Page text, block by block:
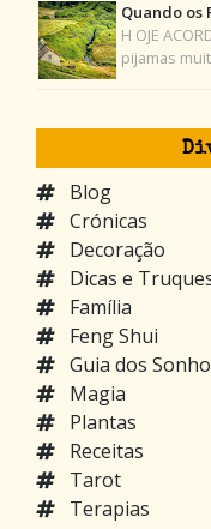
Quando os
H OJE
pijamas
Blog
Crónicas
Decoração
Dicas e
Família
Feng Shui
Guia dos
Magia
Plantas
Receitas
Tarot
Terapias